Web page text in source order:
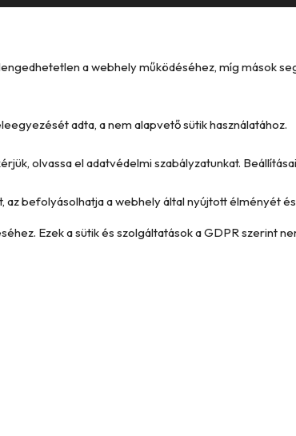
a webhely működéséhez, míg mások
adta, a nem alapvető sütik használatához.
olvassa el adatvédelmi szabályzatunkat.
befolyásolhatja a webhely által nyújtott élményét
Ezek a sütik és szolgáltatások a GDPR szerint